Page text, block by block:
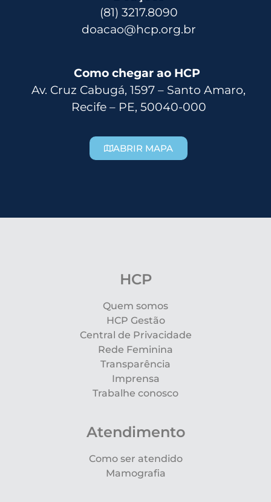
(81) 3217.8090
doacao@hcp.org.br
Como chegar ao HCP
Av. Cruz Cabugá, 1597 – Santo Amaro,
Recife – PE, 50040-000
ABRIR MAPA
HCP
Quem somos
HCP Gestão
Central de Privacidade
Rede Feminina
Transparência
Imprensa
Trabalhe conosco
Atendimento
Como ser atendido
Mamografia